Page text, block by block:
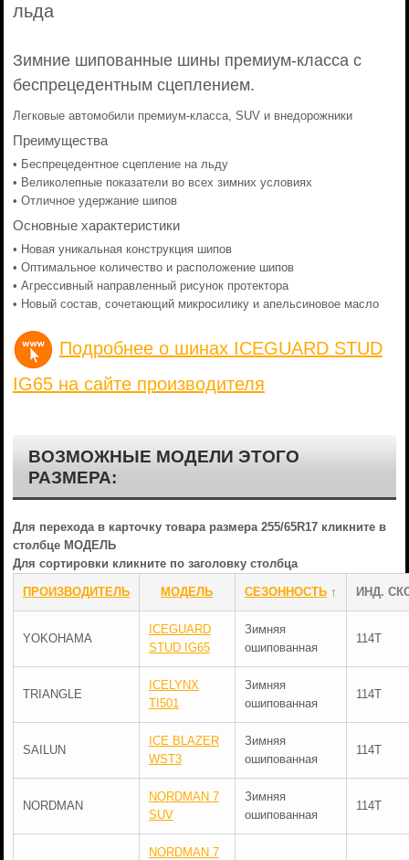
льда
Зимние шипованные шины премиум-класса с
беспрецедентным сцеплением.
Легковые автомобили премиум-класса, SUV и внедорожники
Преимущества
• Беспрецедентное сцепление на льду
• Великолепные показатели во всех зимних условиях
• Отличное удержание шипов
Основные характеристики
• Новая уникальная конструкция шипов
• Оптимальное количество и расположение шипов
• Агрессивный направленный рисунок протектора
• Новый состав, сочетающий микросилику и апельсиновое масло
Подробнее о шинах ICEGUARD STUD
IG65 на сайте производителя
ВОЗМОЖНЫЕ МОДЕЛИ ЭТОГО
РАЗМЕРА:
Для перехода в карточку товара размера 255/65R17 кликните в
столбце МОДЕЛЬ
Для сортировки кликните по заголовку столбца
ПРОИЗВОДИТЕЛЬ МОДЕЛЬ СЕЗОННОСТЬ↑ ИНД.
YOKOHAMA
ICEGUARD
STUD IG65
Зимняя
ошипованная
114T
TRIANGLE
ICELYNX
TI501
Зимняя
ошипованная
114T
SAILUN
ICE BLAZER
WST3
Зимняя
ошипованная
114T
NORDMAN
NORDMAN 7
SUV
Зимняя
ошипованная
114T
NORDMAN 7